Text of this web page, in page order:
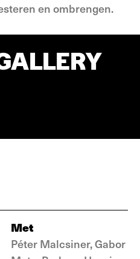
en ombrengen.
Met
Péter Malcsiner, Gabor